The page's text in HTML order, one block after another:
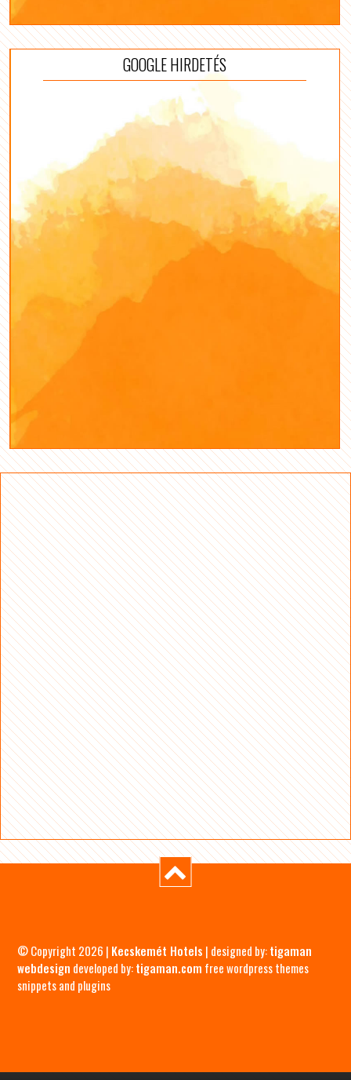
GOOGLE HIRDETÉS
© Copyright 2026 | Kecskemét Hotels | designed by:tigaman
webdesign developed by:tigaman.com free wordpress themes
snippets and plugins